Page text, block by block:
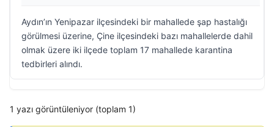
Aydın’ın Yenipazar ilçesindeki bir mahallede şap hastalığı
görülmesi üzerine, Çine ilçesindeki bazı mahallelerde dahil
olmak üzere iki ilçede toplam 17 mahallede karantina
tedbirleri alındı.
1 yazı görüntüleniyor (toplam 1)